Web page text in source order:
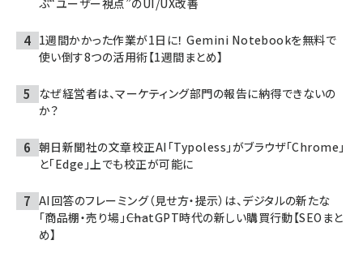
1週間かかった作業が1日に！ Gemini Notebookを無料で
使い倒す8つの活用術【1週間まとめ】
なぜ経営者は、マーケティング部門の報告に納得できないの
か？
朝日新聞社の文章校正AI「Typoless」がブラウザ「Chrome」
と「Edge」上でも校正が可能に
AI回答のフレーミング（見せ方・提示）は、デジタルの新たな
「商品棚・売り場」――ChatGPT時代の新しい購買行動【SEOまと
め】